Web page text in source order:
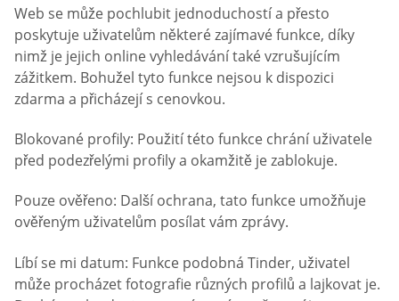
Web se může pochlubit jednoduchostí a přesto
poskytuje uživatelům některé zajímavé funkce, díky
nimž je jejich online vyhledávání také vzrušujícím
zážitkem. Bohužel tyto funkce nejsou k dispozici
zdarma a přicházejí s cenovkou.
Blokované profily: Použití této funkce chrání uživatele
před podezřelými profily a okamžitě je zablokuje.
Pouze ověřeno: Další ochrana, tato funkce umožňuje
ověřeným uživatelům posílat vám zprávy.
Líbí se mi datum: Funkce podobná Tinder, uživatel
může procházet fotografie různých profilů a lajkovat je.